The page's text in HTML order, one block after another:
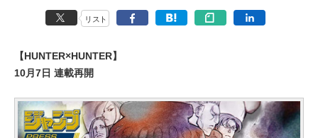
リスト
【HUNTER×HUNTER】
10月7日 連載再開